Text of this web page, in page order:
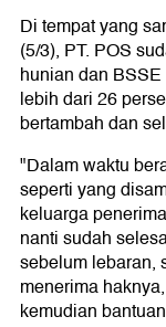
Di tempat yang
(5/3), PT. POS
hunian dan
lebih dari 26
bertambah dan
"Dalam waktu
seperti yang
keluarga
nanti sudah
sebelum lebaran,
menerima
kemudian